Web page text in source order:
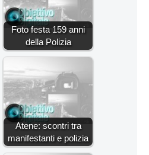
Foto festa 159 anni
della Polizia
Atene: scontri tra
manifestanti e polizia